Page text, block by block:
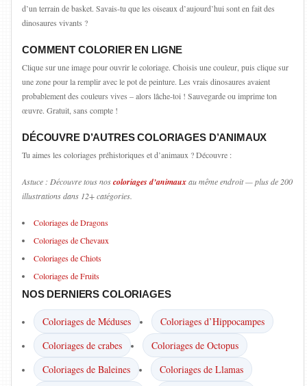
d’un terrain de basket. Savais-tu que les oiseaux d’aujourd’hui sont en fait des
dinosaures vivants ?
COMMENT COLORIER EN LIGNE
Clique sur une image pour ouvrir le coloriage. Choisis une couleur, puis clique sur
une zone pour la remplir avec le pot de peinture. Les vrais dinosaures avaient
probablement des couleurs vives – alors lâche-toi ! Sauvegarde ou imprime ton
œuvre. Gratuit, sans compte !
DÉCOUVRE D’AUTRES COLORIAGES D’ANIMAUX
Tu aimes les coloriages préhistoriques et d’animaux ? Découvre :
Astuce : Découvre tous noscoloriages d’animauxau même endroit — plus de 200
illustrations dans 12+ catégories.
Coloriages de Dragons
Coloriages de Chevaux
Coloriages de Chiots
Coloriages de Fruits
NOS DERNIERS COLORIAGES
Coloriages de Méduses
Coloriages d’Hippocampes
Coloriages de crabes
Coloriages de Octopus
Coloriages de Baleines
Coloriages de Llamas